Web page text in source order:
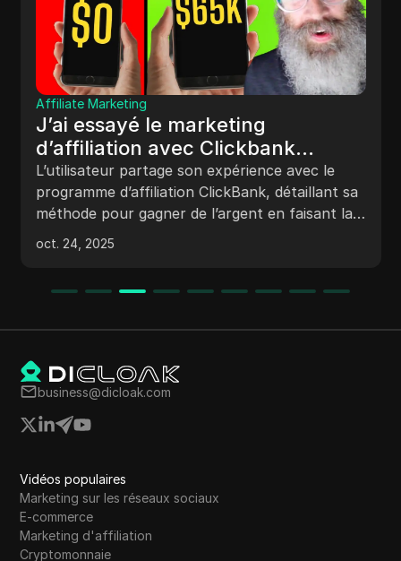
Affiliate Marketing
J’ai essayé le marketing
d’affiliation avec Clickbank
(résultats insensés - Variante
unique de la méthode
LondonNuggs)
L’utilisateur partage son expérience avec le
programme d’affiliation ClickBank, détaillant sa
méthode pour gagner de l’argent en faisant la
promotion de produits, en utilisant des
annonces Google et en collectant des adresses
l’accent sur la stratégie consistant à tester les
bénéfices plus élevés.
oct. 24, 2025
business@dicloak.com
Vidéos populaires
Marketing sur les réseaux sociaux
E-commerce
Marketing d'affiliation
Cryptomonnaie